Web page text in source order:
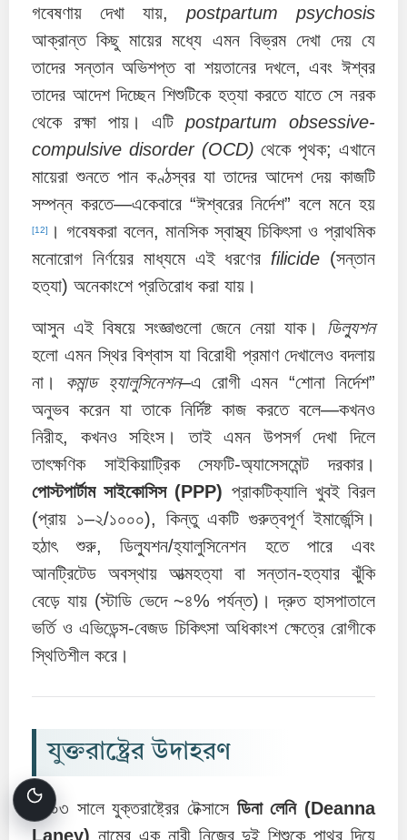
গবেষণায় দেখা যায়, postpartum psychosis
আক্রান্ত কিছু মায়ের মধ্যে এমন বিভ্রম দেখা দেয় যে
তাদের সন্তান অভিশপ্ত বা শয়তানের দখলে, এবং ঈশ্বর
তাদের আদেশ দিচ্ছেন শিশুটিকে হত্যা করতে যাতে সে নরক
থেকে রক্ষা পায়। এটিpostpartum obsessive-
compulsive disorder (OCD) থেকে পৃথক; এখানে
মায়েরা শুনতে পান কণ্ঠস্বর যা তাদের আদেশ দেয় কাজটি
সম্পন্ন করতে—একেবারে “ঈশ্বরের নির্দেশ” বলে মনে হয়
[12]
। গবেষকরা বলেন, মানসিক স্বাস্থ্য চিকিৎসা ও প্রাথমিক
মনোরোগ নির্ণয়ের মাধ্যমে এই ধরণের filicide (সন্তান
হত্যা) অনেকাংশে প্রতিরোধ করা যায়।
আসুন এই বিষয়ে সংজ্ঞাগুলো জেনে নেয়া যাক। ডিল্যুশন
হলো এমন স্থির বিশ্বাস যা বিরোধী প্রমাণ দেখালেও বদলায়
না। কমান্ড হ্যালুসিনেশন–এ রোগী এমন “শোনা নির্দেশ”
অনুভব করেন যা তাকে নির্দিষ্ট কাজ করতে বলে—কখনও
নিরীহ, কখনও সহিংস। তাই এমন উপসর্গ দেখা দিলে
তাৎক্ষণিক সাইকিয়াট্রিক সেফটি-অ্যাসেসমেন্ট দরকার।
পোস্টপার্টাম সাইকোসিস (PPP) প্রাকটিক্যালি খুবই বিরল
(প্রায় ১–২/১০০০), কিন্তু একটি গুরুত্বপূর্ণ ইমার্জেন্সি।
হঠাৎ শুরু, ডিল্যুশন/হ্যালুসিনেশন হতে পারে এবং
আনট্রিটেড অবস্থায় আত্মহত্যা বা সন্তান-হত্যার ঝুঁকি
বেড়ে যায় (স্টাডি ভেদে ~৪% পর্যন্ত)। দ্রুত হাসপাতালে
ভর্তি ও এভিডেন্স-বেজড চিকিৎসা অধিকাংশ ক্ষেত্রে রোগীকে
স্থিতিশীল করে।
যুক্তরাষ্ট্রের উদাহরণ
২০০৩ সালে যুক্তরাষ্ট্রের টেক্সাসে ডিনা লেনি (Deanna
Laney) নামের এক নারী নিজের দুই শিশুকে পাথর দিয়ে